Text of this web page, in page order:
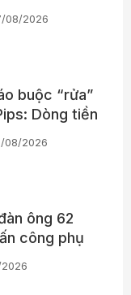
08/2026
buộc “rửa”
Dòng tiền
như thế
08/2026
ông 62
công phụ